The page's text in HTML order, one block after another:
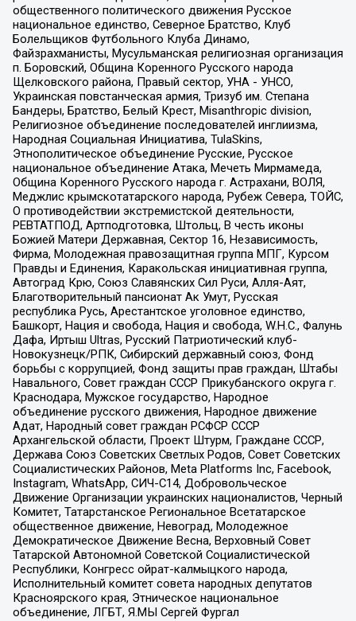
общественного политического движения Русское
национальное единство, Северное Братство, Клуб
Болельщиков Футбольного Клуба Динамо,
Файзрахманисты, Мусульманская религиозная организация
п. Боровский, Община Коренного Русского народа
Щелковского района, Правый сектор, УНА - УНСО,
Украинская повстанческая армия, Тризуб им. Степана
Бандеры, Братство, Белый Крест, Misanthropic division,
Религиозное объединение последователей инглиизма,
Народная Социальная Инициатива, TulaSkins,
Этнополитическое объединение Русские, Русское
национальное объединение Атака, Мечеть Мирмамеда,
Община Коренного Русского народа г. Астрахани, ВОЛЯ,
Меджлис крымскотатарского народа, Рубеж Севера, ТОЙС,
О противодействии экстремистской деятельности,
РЕВТАТПОД, Артподготовка, Штольц, В честь иконы
Божией Матери Державная, Сектор 16, Независимость,
Фирма, Молодежная правозащитная группа МПГ, Курсом
Правды и Единения, Каракольская инициативная группа,
Автоград Крю, Союз Славянских Сил Руси, Алля-Аят,
Благотворительный пансионат Ак Умут, Русская
республика Русь, Арестантское уголовное единство,
Башкорт, Нация и свобода, Нация и свобода, W.H.С., Фалунь
Дафа, Иртыш Ultras, Русский Патриотический клуб-
Новокузнецк/РПК, Сибирский державный союз, Фонд
борьбы с коррупцией, Фонд защиты прав граждан, Штабы
Навального, Совет граждан СССР Прикубанского округа г.
Краснодара, Мужское государство, Народное
объединение русского движения, Народное движение
Адат, Народный совет граждан РСФСР СССР
Архангельской области, Проект Штурм, Граждане СССР,
Держава Союз Советских Светлых Родов, Совет Советских
Социалистических Районов, Meta Platforms Inc, Facebook,
Instagram, WhatsApp, СИЧ-С14, Добровольческое
Движение Организации украинских националистов, Черный
Комитет, Татарстанское Региональное Всетатарское
общественное движение, Невоград, Молодежное
Демократическое Движение Весна, Верховный Совет
Татарской Автономной Советской Социалистической
Республики, Конгресс ойрат-калмыцкого народа,
Исполнительный комитет совета народных депутатов
Красноярского края, Этническое национальное
объединение, ЛГБТ, Я.МЫ Сергей Фургал